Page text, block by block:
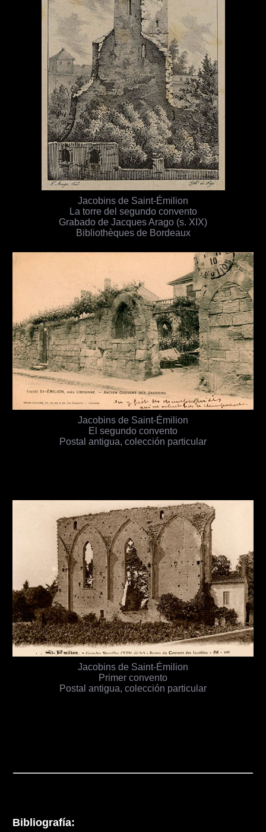
Jacobins de Saint-Émilion
La torre del segundo convento
Grabado de Jacques Arago (s. XIX)
Bibliothèques de Bordeaux
Jacobins de Saint-Émilion
El segundo convento
Postal antigua, colección particular
Jacobins de Saint-Émilion
Primer convento
Postal antigua, colección particular
Bibliografía: